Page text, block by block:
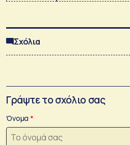
Σχόλια
Γράψτε το σχόλιο σας
Όνομα